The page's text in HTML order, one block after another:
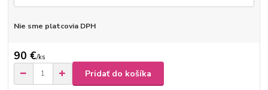
Nie sme platcovia DPH
90 €/ks
Pridať do košíka